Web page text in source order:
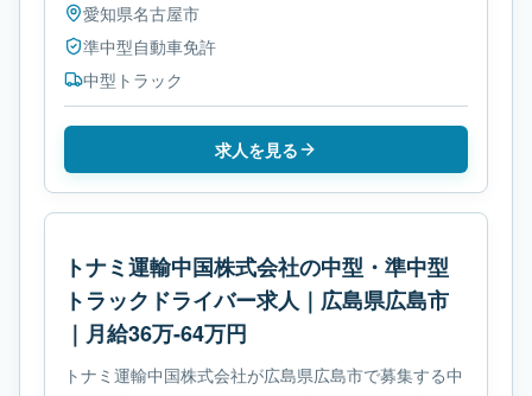
愛知県名古屋市
準中型自動車免許
中型トラック
求人を見る
トナミ運輸中国株式会社の中型・準中型
トラックドライバー求人｜広島県広島市
｜月給36万-64万円
トナミ運輸中国株式会社が広島県広島市で募集する中